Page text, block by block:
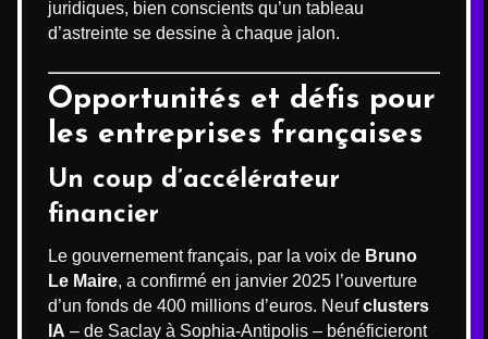
juridiques, bien conscients qu’un tableau
d’astreinte se dessine à chaque jalon.
Opportunités et défis pour
les entreprises françaises
Un coup d’accélérateur
financier
Le gouvernement français, par la voix de Bruno
Le Maire, a confirmé en janvier 2025 l’ouverture
d’un fonds de 400 millions d’euros. Neufclusters
IA – de Saclay à Sophia-Antipolis – bénéficieront